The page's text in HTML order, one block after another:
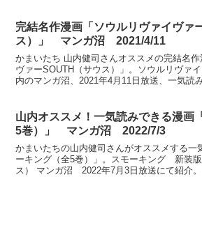
完結名作漫画「ソウルリヴァイヴァ
ス）」 マンガ沼 2021/4/11
かまいたち 山内健司さんオススメの完結名
ヴァーSOUTH（サウス）」。ソウルリヴァ
内のマンガ沼、2021年4月11日放送、一気読
山内オススメ！一気読みできる漫画
5巻）」 マンガ沼 2022/7/3
かまいたちの山内健司さんがオススメする一
ーキング（全5巻）」。スモーキング 新装
ス） マンガ沼 2022年7月3日放送にて紹介。